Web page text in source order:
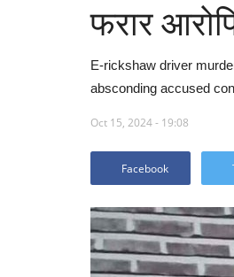
फरार
E-rickshaw driver
absconding accused
Oct 15, 2024 - 19:08
Facebook